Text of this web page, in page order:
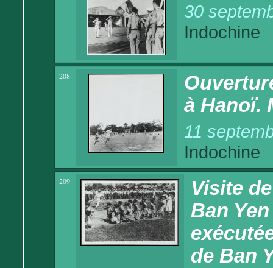
30
Indochine
208
à Hanoï.
11
Indochine
209
Visite
Ban
de Ban